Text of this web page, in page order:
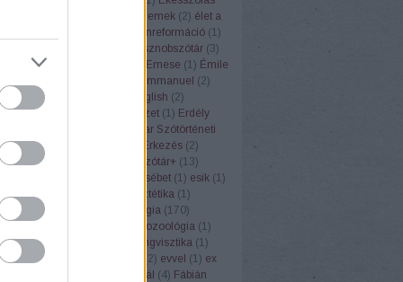
elemek (2) élet a
ellenreformáció (1 )
Első magyar sznobszótár (3)
elválasztás Emese (1 ) Émile
Emmanuel (2)
3) english (2)
(1) építészet (1 ) Erdély
Erdélyi Magyar Szótörténeti
eredettörténet Érkezés (2)
3) erőfeszítés Értelmező szótár+ (13)
Erzsébet (1 ) esik (1 )
esztétika (1 )
étel 5 etimológia (170)
etnozoológia (1 )
eurolingvisztika (1 )
3 Európai Unió (2) evvel (1 ) ex
Fábián Pál (4) Fábián